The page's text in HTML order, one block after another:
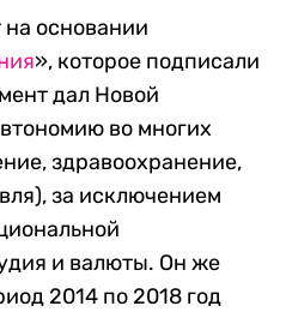
на основании
», которое подписали
дал Новой
во многих
здравоохранение,
за исключением
и валюты. Он же
2014 по 2018 год